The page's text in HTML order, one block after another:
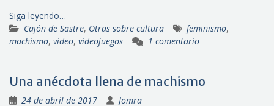
Siga leyendo…
Cajón de Sastre, Otras sobre cultura feminismo,
machismo, video, videojuegos 1 comentario
Una anécdota llena de machismo
24 de abril de 2017 Jomra